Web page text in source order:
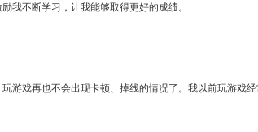
我不断学习，让我能够取得更好的成绩。
游戏再也不会出现卡顿、掉线的情况了。我以前玩游戏